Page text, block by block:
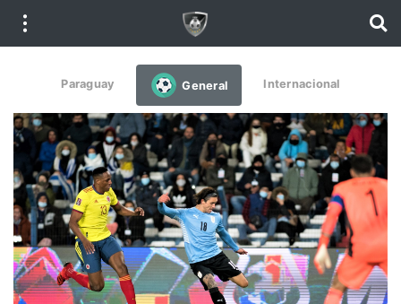
Paraguay General Internacional